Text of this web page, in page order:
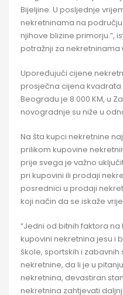
Bijeljine. U posljednje
nekretninama na
njihove blizine primorju.”,
potražnji za nekretninama
Upoređujući cijene
prosječna cijena kvadrata
Beogradu je 8.000 KM, u
novogradnje su niže u
Na šta kupci nekretnine
prilikom kupovine
prije svega je važno
pri kupovini ili prodaji
posrednici u prodaji
koji način da se iskaže
“Jedni od bitnih faktora
kupovini nekretnina jesu i
škole, sportskih i
nekretnine, da li je u
nekretnina, devastiran
nekretnina zahtjevati